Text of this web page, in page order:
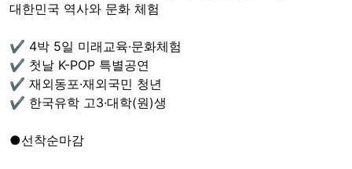
대한민국 역사와 문화 체험
✔ 4박 5일 미래교육·문화체험
✔ 첫날 K-POP 특별공연
✔ 재외동포·재외국민 청년
✔ 한국유학 고3·대학(원)생
●선착순마감